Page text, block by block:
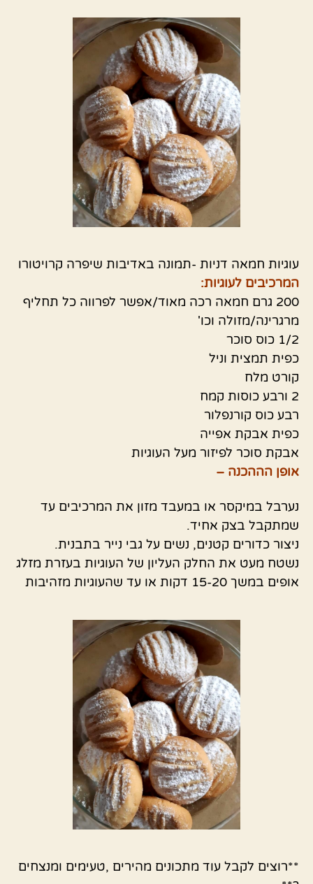
עוגיות חמאה דניות -תמונה באדיבות שיפרה קרויטורו
המרכיבים לעוגיות:
200 גרם חמאה רכה מאוד/אפשר לפרווה כל תחליף
מרגרינה/מזולה וכו'
1/2 כוס סוכר
כפית תמצית וניל
קורט מלח
2 ורבע כוסות קמח
רבע כוס קורנפלור
כפית אבקת אפייה
אבקת סוכר לפיזור מעל העוגיות
אופן הההכנה –
נערבל במיקסר או במעבד מזון את המרכיבים עד
שמתקבל בצק אחיד.
ניצור כדורים קטנים, נשים על גבי נייר בתבנית.
נשטח מעט את החלק העליון של העוגיות בעזרת מזלג
אופים במשך 15-20 דקות או עד שהעוגיות מזהיבות
**רוצים לקבל עוד מתכונים מהירים ,טעימים ומנצחים